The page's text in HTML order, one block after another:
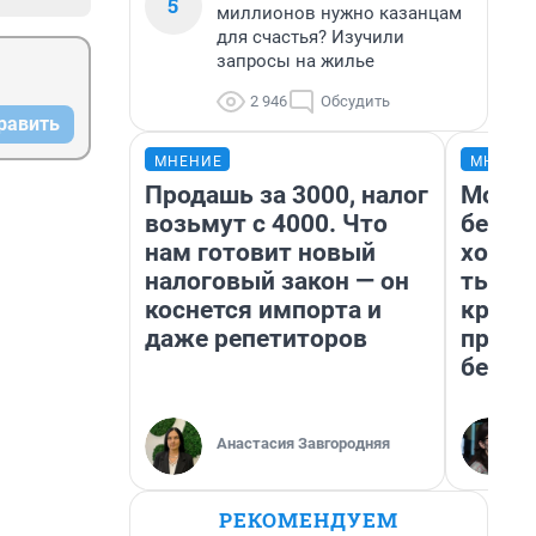
миллионов нужно казанцам
для счастья? Изучили
запросы на жилье
2 946 Обсудить
МНЕНИЕ
Продашь за 3000, налог
возьмут с 4000. Что
нам готовит новый
налоговый закон — он
коснется импорта и
даже репетиторов
Анастасия Завгородняя
Мой
РЕКОМЕНДУЕМ